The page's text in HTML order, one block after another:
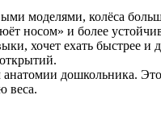
моделями, колёса
носом» и более
хочет ехать быстрее и
дошкольника.
веса.